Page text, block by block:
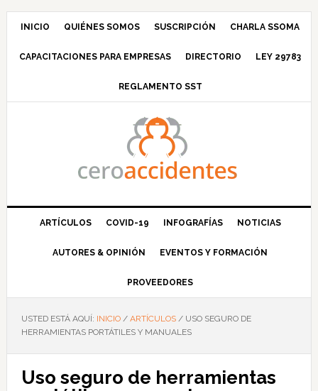
Saltar
navegación
Saltar
principal
Saltar
barra
principal
Saltar
INICIO QUIÉNES SOMOS SUSCRIPCIÓN CHARLA SSOMA
CAPACITACIONES PARA EMPRESAS DIRECTORIO LEY 29783
REGLAMENTO SST
ARTÍCULOS COVID-19 INFOGRAFÍAS NOTICIAS
AUTORES & OPINIÓN EVENTOS Y FORMACIÓN
PROVEEDORES
USTED ESTÁ AQUÍ: INICIO / ARTÍCULOS /USO SEGURO DE
HERRAMIENTAS PORTÁTILES Y MANUALES
Uso seguro de herramientas